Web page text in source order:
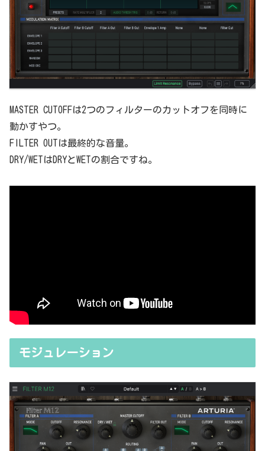
MASTER CUTOFFは2つのフィルターのカットオフを同時に
動かすやつ。
FILTER OUTは最終的な音量。
DRY/WETはDRYとWETの割合ですね。
モジュレーション